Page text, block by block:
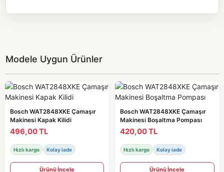
Modele Uygun Ürünler
Bosch WAT2848XKE Çamaşır
Makinesi Kapak Kilidi
496,00 TL
Hızlı kargo Kolay iade
Ürünü İncele
Bosch WAT2848XKE Çamaşır
Makinesi Boşaltma Pompası
420,00 TL
Hızlı kargo Kolay iade
Ürünü İncele